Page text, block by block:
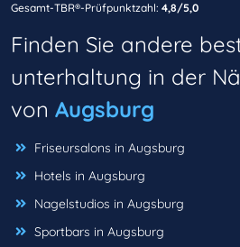
Gesamt-TBR®-Prüfpunktzahl: 4,8/5,0
Finden Sie andere
unterhaltung in der
von Augsburg
Friseursalons in Augsburg
Hotels in Augsburg
Nagelstudios in Augsburg
Sportbars in Augsburg